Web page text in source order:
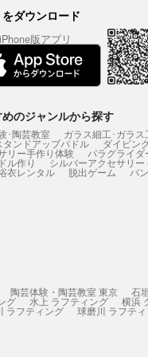
ダウンロード
iPhone版アプリ
のジャンルから探す
･陶芸教室 ガラス細工･ガラス
タンドアップパドル ダイビン
リー手作り体験 パラグライダ
ル作り シルバーアクセサリー
衣レンタル 脱出ゲーム バ
陶芸体験・陶芸教室 東京 石
グ 水上 ラフティング 横浜
ラフティング 球磨川 ラフテ